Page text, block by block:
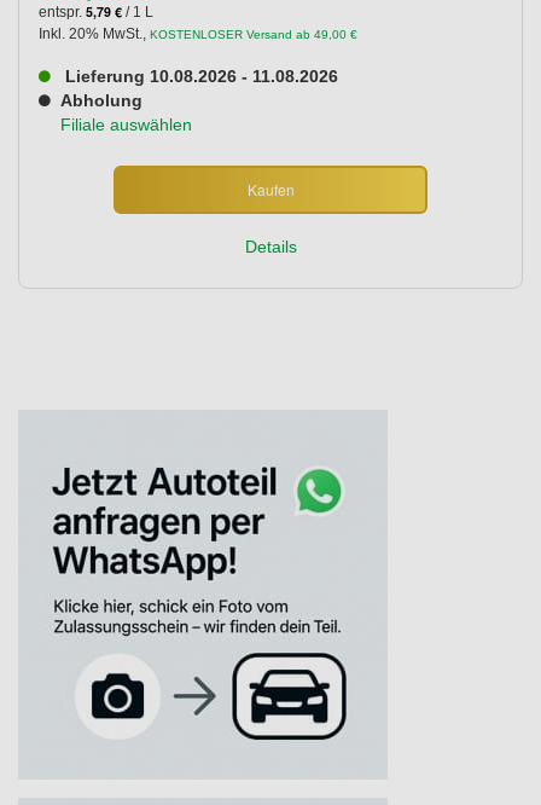
entspr. 5,79 € / 1 L
Inkl. 20% MwSt., KOSTENLOSER Versand ab 49,00 €
Lieferung 10.08.2026 - 11.08.2026
Abholung
Filiale auswählen
Kaufen
Details